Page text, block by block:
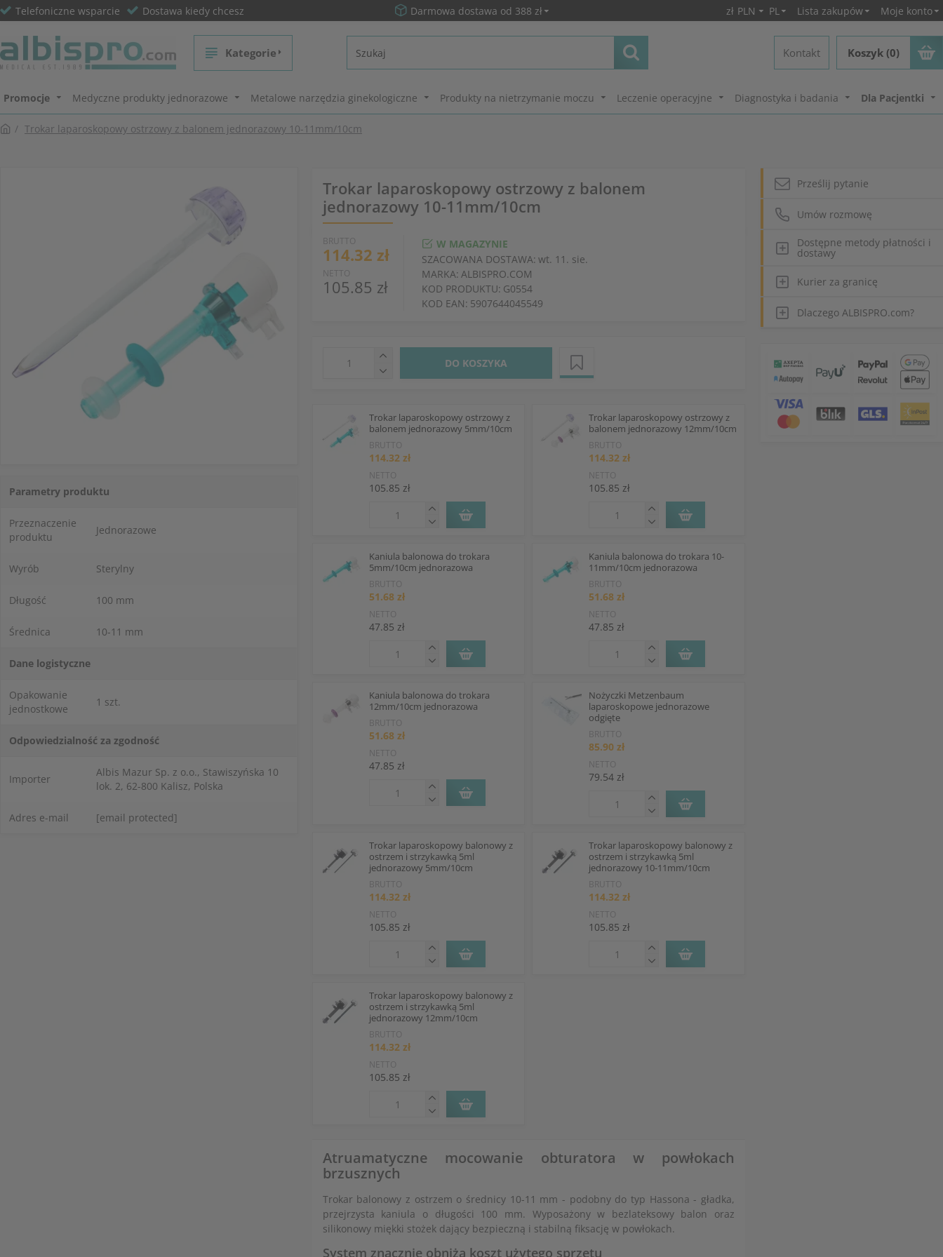
Telefoniczne wsparcie Dostawa kiedy chcesz Darmowa dostawa od 388 zł zł PLN PL Lista zakupów Moje konto
Kategorie Kontakt Koszyk (0)
Promocje Medyczne produkty jednorazowe Metalowe narzędzia ginekologiczne Produkty na nietrzymanie moczu Leczenie operacyjne Diagnostyka i badania Dla Pacjentki
Trokar laparoskopowy ostrzowy z balonem jednorazowy 10-11mm/10cm
Parametry produktu
Przeznaczenie
produktu
Jednorazowe
Wyrób Sterylny
Długość 100 mm
Średnica 10-11 mm
Dane logistyczne
Opakowanie
jednostkowe
1 szt.
Odpowiedzialność za zgodność
Importer
Albis Mazur Sp. z o.o., Stawiszyńska 10
lok. 2, 62-800 Kalisz, Polska
Adres e-mail [email protected]
Trokar laparoskopowy ostrzowy z balonem
jednorazowy 10-11mm/10cm
BRUTTO
114.32 zł
NETTO
105.85 zł
W MAGAZYNIE
SZACOWANA DOSTAWA: wt. 11. sie.
MARKA: ALBISPRO.COM
KOD PRODUKTU: G0554
KOD EAN: 5907644045549
DO KOSZYKA
Trokar laparoskopowy ostrzowy z
balonem jednorazowy 5mm/10cm
BRUTTO
114.32 zł
NETTO
105.85 zł
Trokar laparoskopowy ostrzowy z
balonem jednorazowy 12mm/10cm
BRUTTO
114.32 zł
NETTO
105.85 zł
Kaniula balonowa do trokara
5mm/10cm jednorazowa
BRUTTO
51.68 zł
NETTO
47.85 zł
Kaniula balonowa do trokara 10-
11mm/10cm jednorazowa
BRUTTO
51.68 zł
NETTO
47.85 zł
Kaniula balonowa do trokara
12mm/10cm jednorazowa
BRUTTO
51.68 zł
NETTO
47.85 zł
Nożyczki Metzenbaum
laparoskopowe jednorazowe
odgięte
BRUTTO
85.90 zł
NETTO
79.54 zł
Trokar laparoskopowy balonowy z
ostrzem i strzykawką 5ml
jednorazowy 5mm/10cm
BRUTTO
114.32 zł
NETTO
105.85 zł
Trokar laparoskopowy balonowy z
ostrzem i strzykawką 5ml
jednorazowy 10-11mm/10cm
BRUTTO
114.32 zł
NETTO
105.85 zł
Trokar laparoskopowy balonowy z
ostrzem i strzykawką 5ml
jednorazowy 12mm/10cm
BRUTTO
114.32 zł
NETTO
105.85 zł
Atruamatyczne mocowanie obturatora w powłokach
brzusznych
Trokar balonowy z ostrzem o średnicy 10-11 mm - podobny do typ Hassona - gładka,
przejrzysta kaniula o długości 100 mm. Wyposażony w bezlateksowy balon oraz
silikonowy miękki stożek dający bezpieczną i stabilną fiksację w powłokach.
System znacznie obniża koszt użytego sprzętu
Prześlij pytanie
Umów rozmowę
Dostępne metody płatności i
dostawy
Kurier za granicę
Dlaczego ALBISPRO.com?